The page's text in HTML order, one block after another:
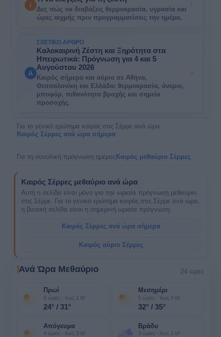
i
Δες πώς να διαβάζεις θερμοκρασία, υγρασία και
ώρες αιχμής πριν προγραμματίσεις την ημέρα.
A
ΣΧΕΤΙΚΌ ΆΡΘΡΟ
Καλοκαιρινή Ζέστη και Ξηρότητα στα
Ηπειρωτικά: Πρόγνωση για 4 και 5
Αυγούστου 2026
Καιρός σήμερα και αύριο σε Αθήνα,
Θεσσαλονίκη και Ελλάδα: θερμοκρασία, άνεμοι,
μποφόρ, πιθανότητα βροχής και σημεία
προσοχής.
Για το γενικό ερώτημα καιρός στις Σέρρε ανά ώρα
Καιρός Σέρρες ανά ώρα σήμερα
Για τη συνολική πρόγνωση ημέρας Καιρός μεθαύριο Σέρρες
Καιρός Σέρρες μεθαύριο ανά ώρα
Αυτή η σελίδα είναι μόνο για την ωριαία πρόγνωση μεθαύριο
στις Σέρρε. Για το γενικό ερώτημα καιρός στις Σέρρε ανά ώρα,
η βασική σελίδα είναι η σημερινή ωριαία πρόγνωση.
Καιρός Σέρρες ανά ώρα σήμερα
Καιρός αύριο Σέρρες
Ανά Ώρα Μεθαύριο 24 ώρες
Πρωί
6 ώρες · έως 1 bf
24° / 31°
Μεσημέρι
5 ώρες · έως 4 bf
32° / 35°
Απόγευμα
4 ώρες · έως 3 bf
Βράδυ
3 ώρες · έως 1 bf